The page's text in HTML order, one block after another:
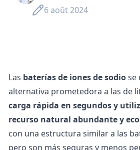
6 août 2024
Las baterías de iones de sodiose
alternativa prometedora a las de
carga rápida en segundos y
recurso natural abundante y
con una estructura similar a las
pero son más seguras y menos